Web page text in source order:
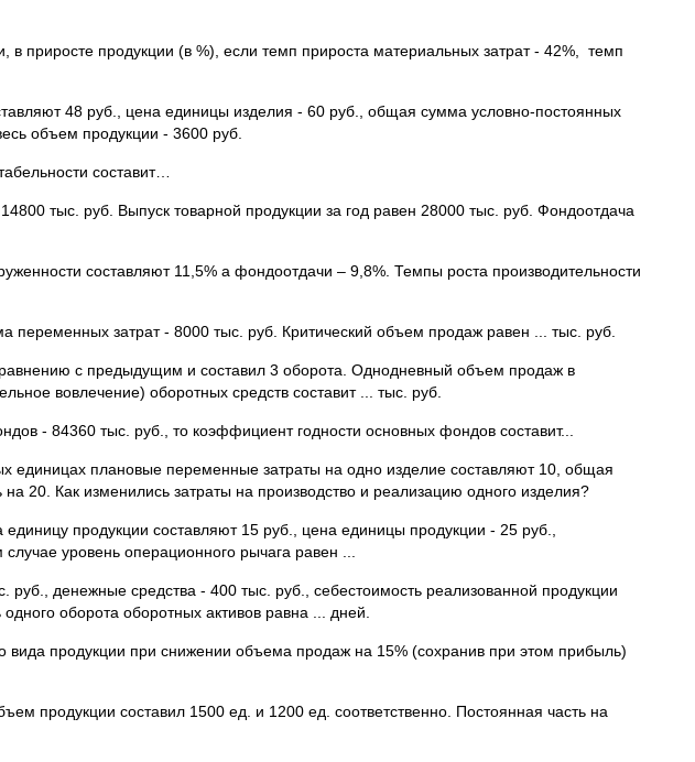
приросте продукции (в %), если темп прироста материальных затрат - 42%, темп
48 руб., цена единицы изделия - 60 руб., общая сумма условно-постоянных
объем продукции - 3600 руб.
составит…
тыс. руб. Выпуск товарной продукции за год равен 28000 тыс. руб. Фондоотдача
составляют 11,5% а фондоотдачи – 9,8%. Темпы роста производительности
затрат - 8000 тыс. руб. Критический объем продаж равен ... тыс. руб.
с предыдущим и составил 3 оборота. Однодневный объем продаж в
вовлечение) оборотных средств составит ... тыс. руб.
- 84360 тыс. руб., то коэффициент годности основных фондов составит...
единицах плановые переменные затраты на одно изделие составляют 10, общая
20. Как изменились затраты на производство и реализацию одного изделия?
продукции составляют 15 руб., цена единицы продукции - 25 руб.,
уровень операционного рычага равен ...
денежные средства - 400 тыс. руб., себестоимость реализованной продукции
оборота оборотных активов равна ... дней.
продукции при снижении объема продаж на 15% (сохранив при этом прибыль)
продукции составил 1500 ед. и 1200 ед. соответственно. Постоянная часть на